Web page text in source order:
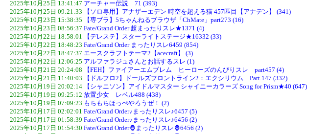
2025年10月25日 13:41:47 アーチャー伝説 71 (393)
2025年10月25日 09:21:33
【ソロ専用】アナザーエデン 時空を超える猫 457匹目【アナデン】 (341)
2025年10月23日 15:38:35
【専ブラ】5ちゃんねるブラウザ「ChMate」part273 (16)
2025年10月23日 08:56:37 Fate/Grand Order 超まったりスレ★1371 (4)
2025年10月22日 18:58:01
【デレステ】スターライトステージ★16332 (33)
2025年10月22日 18:48:23 Fate/Grand Order まったりスレ6459 (854)
2025年10月22日 18:47:37 エースクラフトテーマ2【acecraft】 (3)
2025年10月22日 12:06:25 アルファラジュさんとお話するスレ (1)
2025年10月21日 20:24:08
【FEH】ファイアーエムブレム ヒーローズのんびりスレ part457 (4)
2025年10月21日 11:40:03
【ドルフロ2】ドールズフロントライン2：エクシリウム Part.147 (332)
2025年10月19日 20:02:14
【シャニソン】アイドルマスター シャイニーカラーズ Song for Prism★40 (647)
2025年10月19日 09:25:12 放置少女 レベル488 (438)
2025年10月19日 07:09:23 もちもちほっぺやろうぜ！ (2)
2025年10月17日 02:02:01 Fate/Grand Order♪まったりスレ♪6457 (5)
2025年10月17日 01:58:39 Fate/Grand Order♪まったりスレ♪6456 (2)
2025年10月17日 01:54:30 Fate/Grand Order🦍まったりスレ🦍6456 (2)